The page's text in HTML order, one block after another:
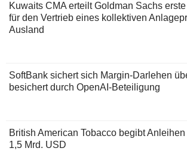
Kuwaits CMA erteilt Goldman Sachs
für den Vertrieb eines kollektiven
Ausland
SoftBank sichert sich Margin-Darlehen
besichert durch OpenAI-Beteiligung
British American Tobacco begibt
1,5 Mrd. USD